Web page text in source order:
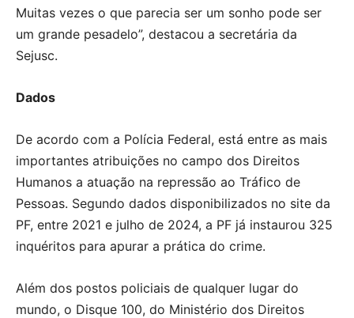
Muitas vezes o que parecia ser um sonho pode ser
um grande pesadelo”, destacou a secretária da
Sejusc.
Dados
De acordo com a Polícia Federal, está entre as mais
importantes atribuições no campo dos Direitos
Humanos a atuação na repressão ao Tráfico de
Pessoas. Segundo dados disponibilizados no site da
PF, entre 2021 e julho de 2024, a PF já instaurou 325
inquéritos para apurar a prática do crime.
Além dos postos policiais de qualquer lugar do
mundo, o Disque 100, do Ministério dos Direitos